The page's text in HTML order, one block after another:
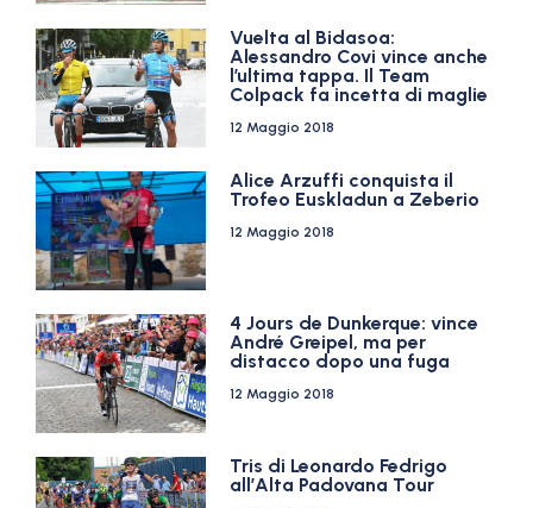
Vuelta al Bidasoa:
Alessandro Covi vince anche
l’ultima tappa. Il Team
Colpack fa incetta di maglie
12 Maggio 2018
Alice Arzuffi conquista il
Trofeo Euskladun a Zeberio
12 Maggio 2018
4 Jours de Dunkerque: vince
André Greipel, ma per
distacco dopo una fuga
12 Maggio 2018
Tris di Leonardo Fedrigo
all’Alta Padovana Tour